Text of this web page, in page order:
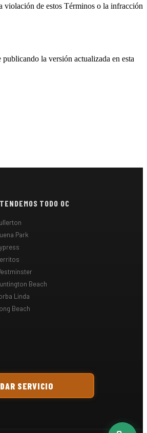
violación de estos Términos o la infracción
la versión actualizada en esta
TODO OC
Park
Beach
Linda
Beach
SERVICIO